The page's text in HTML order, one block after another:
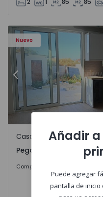
2 1 85 85
Nuevo
Casa T2 Abrantes, Pego -
Anterior
Pego, Abrantes
Casa
Pego, Abrantes
Comprar
Añadir
Puede agregar
pantalla de inicio